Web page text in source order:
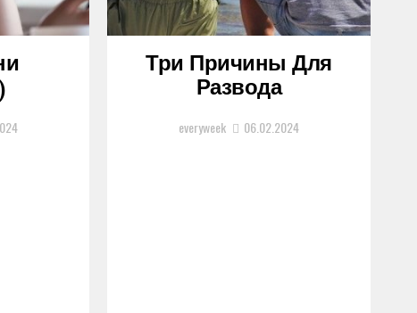
Три Причины Для
Развода
everyweek 06.02.2024